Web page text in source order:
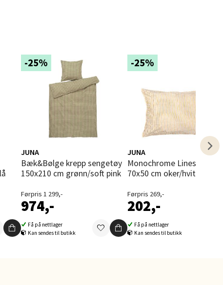
-25%
JUNA
Bæk&Bølge krepp sengetøy
150x210 cm grønn/soft pink
Førpris 1 299,-
974,-
Få på nettlager
Kan sendes til butikk
-25%
JUNA
Monochrome Lines putetrekk
70x50 cm oker/hvit
Førpris 269,-
202,-
Få på nettlager
Kan sendes til butikk